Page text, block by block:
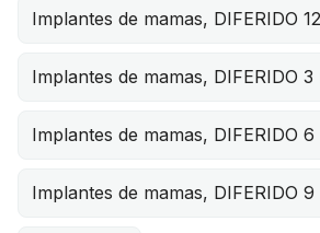
Implantes de mamas, DIFERIDO
Implantes de mamas, DIFERIDO 3
Implantes de mamas, DIFERIDO 6
Implantes de mamas, DIFERIDO 9